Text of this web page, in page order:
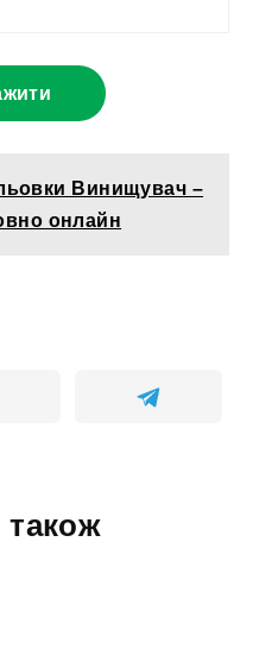
Винищувач –
онлайн
також